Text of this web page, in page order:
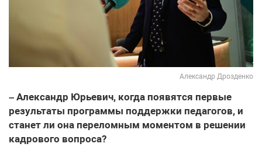
Александр Дрозденко
– Александр Юрьевич, когда появятся первые
результаты программы поддержки педагогов, и
станет ли она переломным моментом в решении
кадрового вопроса?